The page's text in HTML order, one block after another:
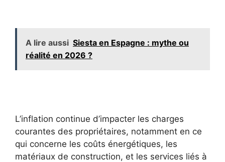
A lire aussi Siesta en Espagne : mythe ou
réalité en 2026 ?
L’inflation continue d’impacter les charges
courantes des propriétaires, notamment en ce
qui concerne les coûts énergétiques, les
matériaux de construction, et les services liés à